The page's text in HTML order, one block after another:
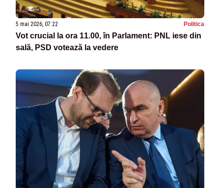
5 mai 2026, 07:22 Politica
Vot crucial la ora 11.00, în Parlament: PNL iese din
sală, PSD votează la vedere